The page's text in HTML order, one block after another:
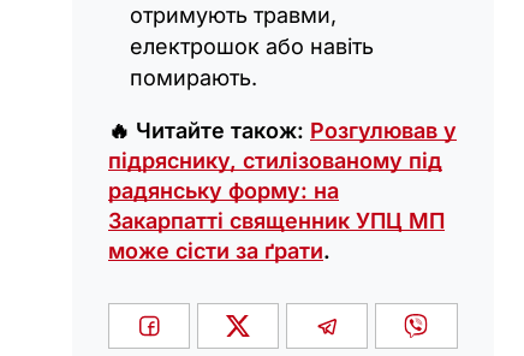
отримують травми,
електрошок або навіть
помирають.
🔥 Читайте також: Розгулював у
підряснику, стилізованому під
радянську форму: на
Закарпатті священник УПЦ МП
може сісти за ґрати.